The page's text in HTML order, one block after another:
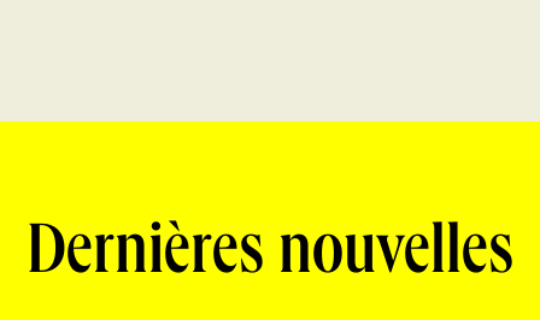
Dernières nouvelles